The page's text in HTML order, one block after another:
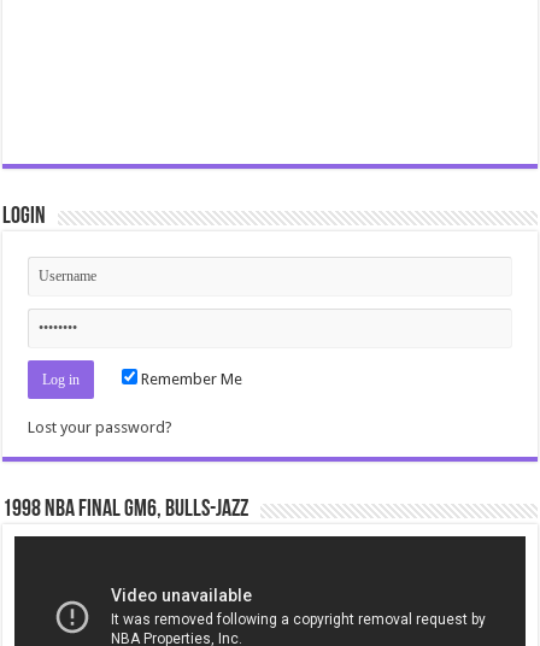
Login
Remember Me
Lost your password?
1998 NBA Final gm6, Bulls-Jazz